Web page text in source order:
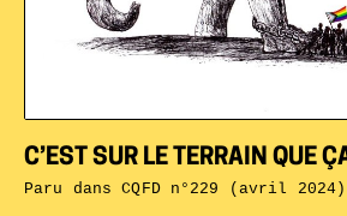
C’EST SUR LE TERRAIN QUE
Paru dansCQFD n°229 (avril 2024)